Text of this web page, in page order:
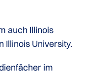
auch Illinois
Illinois University.
im